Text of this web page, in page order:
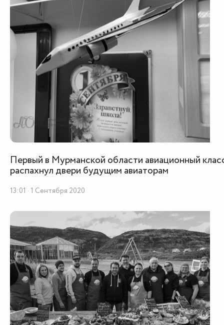
Первый в Мурманской области авиационный
распахнул двери будущим авиаторам
13:01 · 1 Сентября 2020